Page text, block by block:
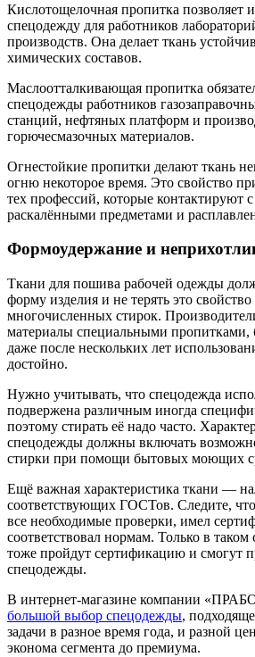
Кислотощелочная пропитка позволяет
спецодежду для работников
производств. Она делает ткань
химических составов.
Маслоотталкивающая пропитка
спецодежды работников
станций, нефтяных платформ и
горючесмазочных материалов.
Огнестойкие пропитки делают ткань
огню некоторое время. Это свойство
тех профессий, которые контактируют
раскалёнными предметами и
Формоудержание и
Ткани для пошива рабочей одежды
форму изделия и не терять это
многочисленных стирок.
материалы специальными пропитками,
даже после нескольких лет
достойно.
Нужно учитывать, что спецодежда
подвержена различным иногда
поэтому стирать её надо часто.
спецодежды должны включать
стирки при помощи бытовых моющих
Ещё важная характеристика ткани —
соответствующих ГОСТов. Следите,
все необходимые проверки, имел
соответствовал нормам. Только в
тоже пройдут сертификацию и смогут
спецодежды.
В интернет-магазине компании
большой выбор спецодежды,
задачи в разное время года, и разной
эконома сегмента до премиума.